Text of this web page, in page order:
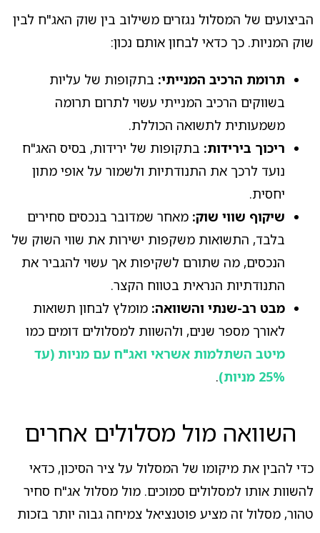
הביצועים של המסלול נגזרים משילוב בין שוק האג"ח לבין
שוק המניות. כך כדאי לבחון אותם נכון:
תרומת הרכיב המנייתי: בתקופות של עליות
בשווקים הרכיב המנייתי עשוי לתרום תרומה
משמעותית לתשואה הכוללת.
ריכוך בירידות: בתקופות של ירידות, בסיס האג"ח
נועד לרכך את התנודתיות ולשמור על אופי מתון
יחסית.
שיקוף שווי שוק: מאחר שמדובר בנכסים סחירים
בלבד, התשואות משקפות ישירות את שווי השוק של
הנכסים, מה שתורם לשקיפות אך עשוי להגביר את
התנודתיות הנראית בטווח הקצר.
מבט רב-שנתי והשוואה: מומלץ לבחון תשואות
לאורך מספר שנים, ולהשוות למסלולים דומים כמו
מיטב השתלמות אשראי ואג"ח עם מניות (עד
25% מניות)
.
השוואה מול מסלולים אחרים
כדי להבין את מיקומו של המסלול על ציר הסיכון, כדאי
להשוות אותו למסלולים סמוכים. מול מסלול אג"ח סחיר
טהור, מסלול זה מציע פוטנציאל צמיחה גבוה יותר בזכות